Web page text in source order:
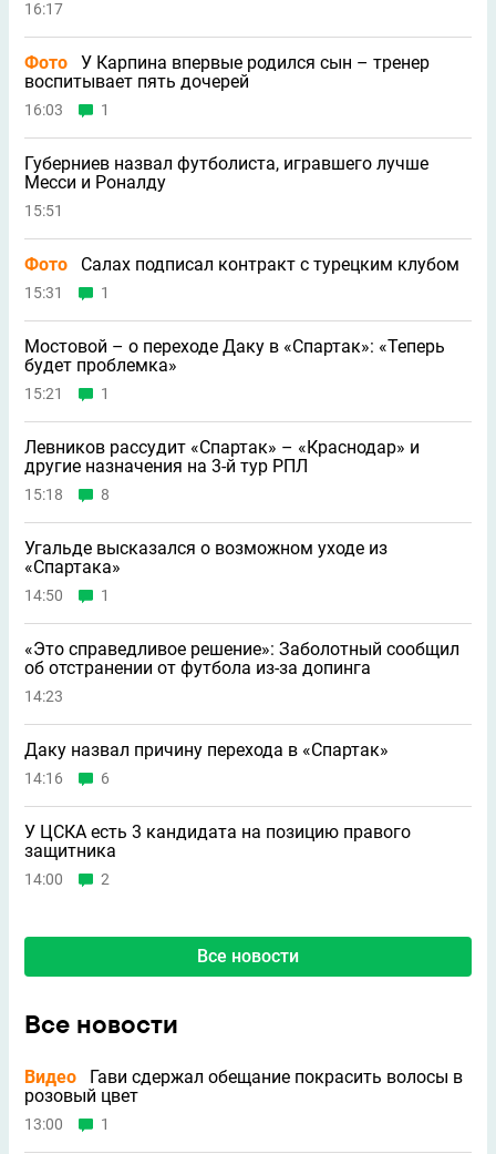
16:17
Фото
У Карпина впервые родился сын – тренер
воспитывает пять дочерей
16:03 1
Губерниев назвал футболиста, игравшего лучше
Месси и Роналду
15:51
Фото Салах подписал контракт с турецким клубом
15:31 1
Мостовой – о переходе Даку в «Спартак»: «Теперь
будет проблемка»
15:21 1
Левников рассудит «Спартак» – «Краснодар» и
другие назначения на 3-й тур РПЛ
15:18 8
Угальде высказался о возможном уходе из
«Спартака»
14:50 1
«Это справедливое решение»: Заболотный сообщил
об отстранении от футбола из-за допинга
14:23
Даку назвал причину перехода в «Спартак»
14:16 6
У ЦСКА есть 3 кандидата на позицию правого
защитника
14:00 2
Все новости
Все новости
Видео
Гави сдержал обещание покрасить волосы в
розовый цвет
13:00 1